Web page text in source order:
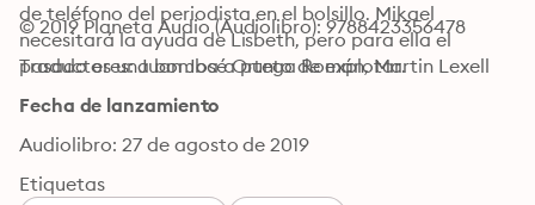
de teléfono del periodista en el bolsillo. Mikael
necesitará la ayuda de Lisbeth, pero para ella el
pasado es una bomba a punto de explotar.
© 2019 Planeta Audio (Audiolibro): 9788423356478
Traductores: Juan José Ortega Román, Martin Lexell
Fecha de lanzamiento
Audiolibro: 27 de agosto de 2019
Etiquetas